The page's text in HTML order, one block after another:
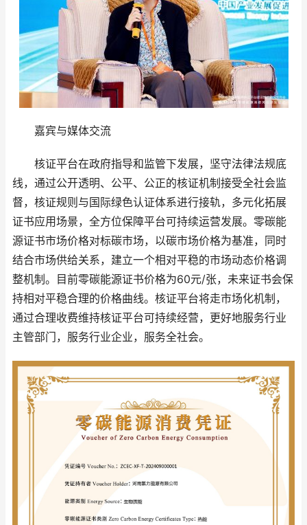
嘉宾与媒体交流
核证平台在政府指导和监管下发展，坚守法律法规底
线，通过公开透明、公平、公正的核证机制接受全社会监
督，核证规则与国际绿色认证体系进行接轨，多元化拓展
证书应用场景，全方位保障平台可持续运营发展。零碳能
源证书市场价格对标碳市场，以碳市场价格为基准，同时
结合市场供给关系，建立一个相对平稳的市场动态价格调
整机制。目前零碳能源证书价格为60元/张，未来证书会保
持相对平稳合理的价格曲线。核证平台将走市场化机制，
通过合理收费维持核证平台可持续经营，更好地服务行业
主管部门，服务行业企业，服务全社会。